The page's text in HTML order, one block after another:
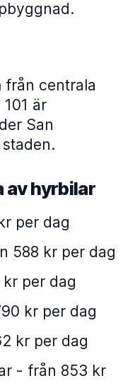
från centrala
är
San
av hyrbilar
per dag
588 kr per dag
per dag
kr per dag
kr per dag
- från 853 kr